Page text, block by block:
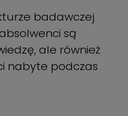
badawczej
są
ale również
nabyte podczas